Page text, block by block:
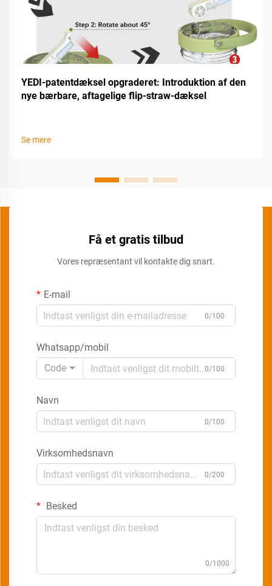
YEDI-patentdæksel opgraderet: Introduktion af den
nye bærbare, aftagelige flip-straw-dæksel
Se mere
Få et gratis tilbud
Vores repræsentant vil kontakte dig snart.
E-mail
0/100
Whatsapp/mobil
Code
0/100
Navn
0/100
Virksomhedsnavn
0/200
Besked
0/1000